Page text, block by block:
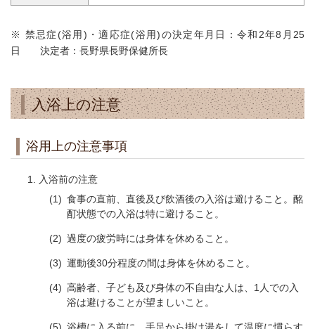
※ 禁忌症(浴用)・適応症(浴用)の決定年月日：令和2年8月25
日 決定者：長野県長野保健所長
入浴上の注意
浴用上の注意事項
入浴前の注意
食事の直前、直後及び飲酒後の入浴は避けること。酩
酊状態での入浴は特に避けること。
過度の疲労時には身体を休めること。
運動後30分程度の間は身体を休めること。
高齢者、子ども及び身体の不自由な人は、1人での入
浴は避けることが望ましいこと。
浴槽に入る前に、手足から掛け湯をして温度に慣らす